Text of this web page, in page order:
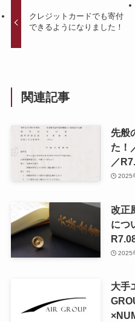
クレジットカードでも寄付
できるようになりました！
関連記事
先般
た！
／
2025
改正
につ
2025
大手